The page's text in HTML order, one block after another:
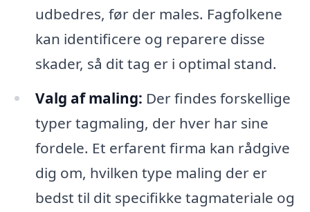
udbedres, før der males. Fagfolkene
kan identificere og reparere disse
skader, så dit tag er i optimal stand.
Valg af maling: Der findes forskellige
typer tagmaling, der hver har sine
fordele. Et erfarent firma kan rådgive
dig om, hvilken type maling der er
bedst til dit specifikke tagmateriale og